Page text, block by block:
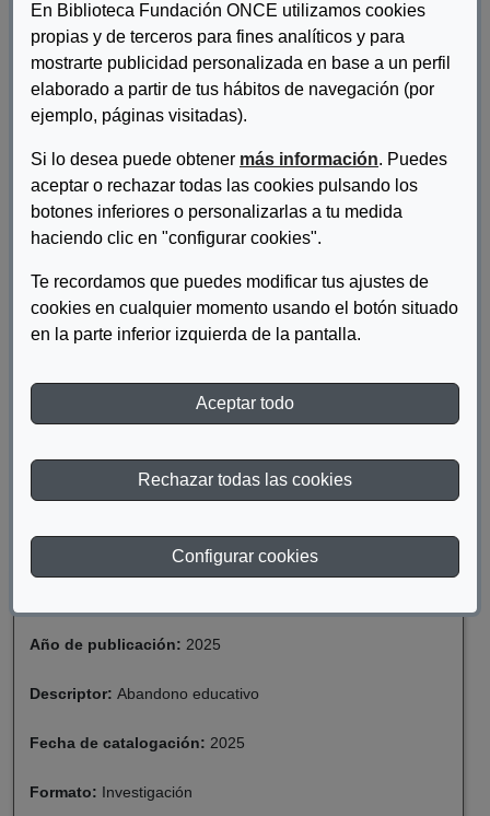
En Biblioteca Fundación ONCE utilizamos cookies
propias y de terceros para fines analíticos y para
mostrarte publicidad personalizada en base a un perfil
elaborado a partir de tus hábitos de navegación (por
ejemplo, páginas visitadas).
Si lo desea puede obtener más información. Puedes
aceptar o rechazar todas las cookies pulsando los
botones inferiores o personalizarlas a tu medida
haciendo clic en "configurar cookies".
Te recordamos que puedes modificar tus ajustes de
cookies en cualquier momento usando el botón situado
en la parte inferior izquierda de la pantalla.
Aceptar todo
Rechazar todas las cookies
Configurar cookies
Autor/es:Valdés, Manuel T; Requena, Miguel
Descripcion:
El presente informe se examina la elevada incidencia del
abandono escolar dado que, a escala europea, solo Rumanía
presenta una tasa de abandono superior a la española. En
particular, aprovechando la extensa muestra que ofrecen los
Censos de Población y Vivienda de los años 2011 y 2021, se
escala provincial (50 provincias más 2 ciudades autónomas) en
la incidencia del abandono escolar temprano. Por otra parte, la
rica información censal permite explorar lo que los autores han
escolar, estudiando si variables concretas afectan de manera
distinta a la probabilidad de abandonar los estudios en función
de la provincia de residencia.
DESCARGAR ARCHIVO
Año de publicación: 2025
Descriptor: Abandono educativo
Fecha de catalogación: 2025
Formato: Investigación